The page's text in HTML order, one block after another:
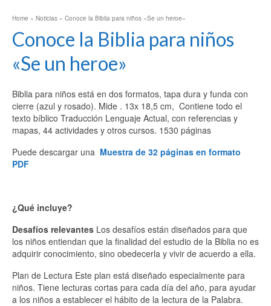
Home » Noticias » Conoce la Biblia para niños «Se un heroe»
Conoce la Biblia para niños
«Se un heroe»
Biblia para niños está en dos formatos, tapa dura y funda con
cierre (azul y rosado). Mide . 13x 18,5 cm, Contiene todo el
texto bíblico Traducción Lenguaje Actual, con referencias y
mapas, 44 actividades y otros cursos. 1530 páginas
Puede descargar una Muestra de 32 páginas en formato
PDF
¿Qué incluye?
Desafíos relevantes Los desafíos están diseñados para que
los niños entiendan que la finalidad del estudio de la Biblia no es
adquirir conocimiento, sino obedecerla y vivir de acuerdo a ella.
Plan de Lectura Este plan está diseñado especialmente para
niños. Tiene lecturas cortas para cada día del año, para ayudar
a los niños a establecer el hábito de la lectura de la Palabra.